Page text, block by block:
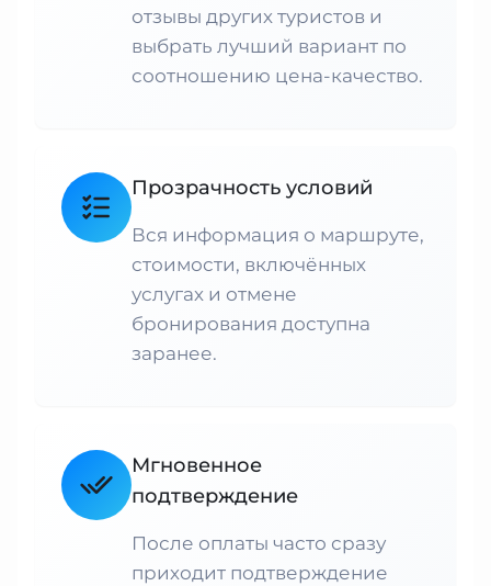
отзывы других туристов и
выбрать лучший вариант по
соотношению цена-качество.
Прозрачность условий
Вся информация о маршруте,
стоимости, включённых
услугах и отмене
бронирования доступна
заранее.
Мгновенное
подтверждение
После оплаты часто сразу
приходит подтверждение